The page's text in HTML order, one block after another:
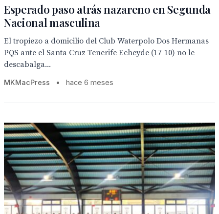
Esperado paso atrás nazareno en Segunda
Nacional masculina
El tropiezo a domicilio del Club Waterpolo Dos Hermanas
PQS ante el Santa Cruz Tenerife Echeyde (17-10) no le
descabalga...
MKMacPress • hace 6 meses